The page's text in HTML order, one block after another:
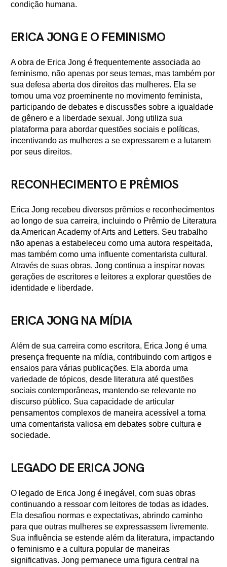
condição humana.
ERICA JONG E O FEMINISMO
A obra de Erica Jong é frequentemente associada ao
feminismo, não apenas por seus temas, mas também por
sua defesa aberta dos direitos das mulheres. Ela se
tornou uma voz proeminente no movimento feminista,
participando de debates e discussões sobre a igualdade
de gênero e a liberdade sexual. Jong utiliza sua
plataforma para abordar questões sociais e políticas,
incentivando as mulheres a se expressarem e a lutarem
por seus direitos.
RECONHECIMENTO E PRÊMIOS
Erica Jong recebeu diversos prêmios e reconhecimentos
ao longo de sua carreira, incluindo o Prêmio de Literatura
da American Academy of Arts and Letters. Seu trabalho
não apenas a estabeleceu como uma autora respeitada,
mas também como uma influente comentarista cultural.
Através de suas obras, Jong continua a inspirar novas
gerações de escritores e leitores a explorar questões de
identidade e liberdade.
ERICA JONG NA MÍDIA
Além de sua carreira como escritora, Erica Jong é uma
presença frequente na mídia, contribuindo com artigos e
ensaios para várias publicações. Ela aborda uma
variedade de tópicos, desde literatura até questões
sociais contemporâneas, mantendo-se relevante no
discurso público. Sua capacidade de articular
pensamentos complexos de maneira acessível a torna
uma comentarista valiosa em debates sobre cultura e
sociedade.
LEGADO DE ERICA JONG
O legado de Erica Jong é inegável, com suas obras
continuando a ressoar com leitores de todas as idades.
Ela desafiou normas e expectativas, abrindo caminho
para que outras mulheres se expressassem livremente.
Sua influência se estende além da literatura, impactando
o feminismo e a cultura popular de maneiras
significativas. Jong permanece uma figura central na